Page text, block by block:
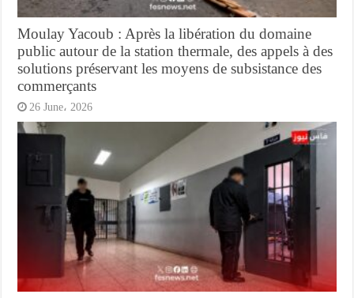
Moulay Yacoub : Après la libération du domaine
public autour de la station thermale, des appels à des
solutions préservant les moyens de subsistance des
commerçants
26 June، 2026